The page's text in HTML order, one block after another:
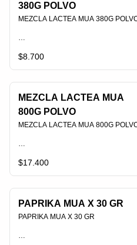
380G POLVO
MEZCLA LACTEA MUA 380G
$8.700
MEZCLA LACTEA MUA
800G POLVO
MEZCLA LACTEA MUA 800G
$17.400
PAPRIKA MUA X 30 GR
PAPRIKA MUA X 30 GR